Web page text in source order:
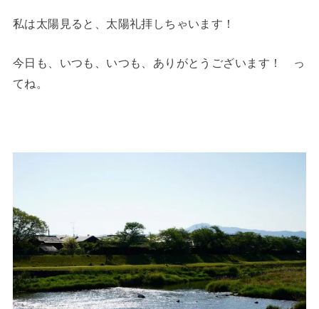
私は太陽見ると、太陽礼拝しちゃいます！
今日も、いつも、いつも、ありがとうございます！ っ
てね。